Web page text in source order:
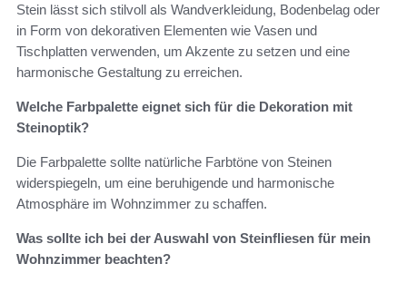
Stein lässt sich stilvoll als Wandverkleidung, Bodenbelag oder
in Form von dekorativen Elementen wie Vasen und
Tischplatten verwenden, um Akzente zu setzen und eine
harmonische Gestaltung zu erreichen.
Welche Farbpalette eignet sich für die Dekoration mit
Steinoptik?
Die Farbpalette sollte natürliche Farbtöne von Steinen
widerspiegeln, um eine beruhigende und harmonische
Atmosphäre im Wohnzimmer zu schaffen.
Was sollte ich bei der Auswahl von Steinfliesen für mein
Wohnzimmer beachten?